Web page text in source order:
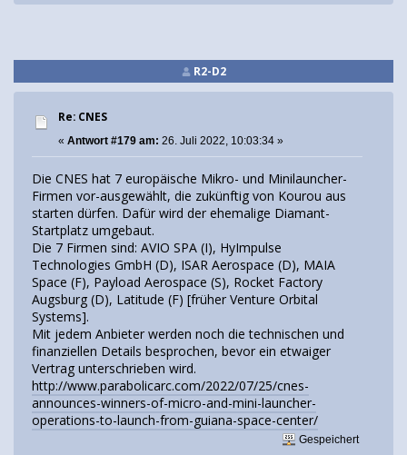
R2-D2
Re: CNES
« Antwort #179 am: 26. Juli 2022, 10:03:34 »
Die CNES hat 7 europäische Mikro- und Minilauncher-
Firmen vor-ausgewählt, die zukünftig von Kourou aus
starten dürfen. Dafür wird der ehemalige Diamant-
Startplatz umgebaut.
Die 7 Firmen sind: AVIO SPA (I), HyImpulse
Technologies GmbH (D), ISAR Aerospace (D), MAIA
Space (F), Payload Aerospace (S), Rocket Factory
Augsburg (D), Latitude (F) [früher Venture Orbital
Systems].
Mit jedem Anbieter werden noch die technischen und
finanziellen Details besprochen, bevor ein etwaiger
Vertrag unterschrieben wird.
http://www.parabolicarc.com/2022/07/25/cnes-
announces-winners-of-micro-and-mini-launcher-
operations-to-launch-from-guiana-space-center/
Gespeichert